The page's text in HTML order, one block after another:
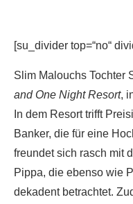
[su_divider top=“no“
Slim Malouchs Tochter
and One Night Resort,
In dem Resort trifft
Banker, die für eine
freundet sich rasch mit
Pippa, die ebenso wie
dekadent betrachtet.